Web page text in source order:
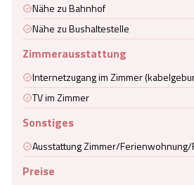
Nähe zu Bahnhof
Nähe zu Bushaltestelle
Zimmerausstattung
Internetzugang im Zimmer
TV im Zimmer
Sonstiges
Ausstattung Zimmer/
Preise